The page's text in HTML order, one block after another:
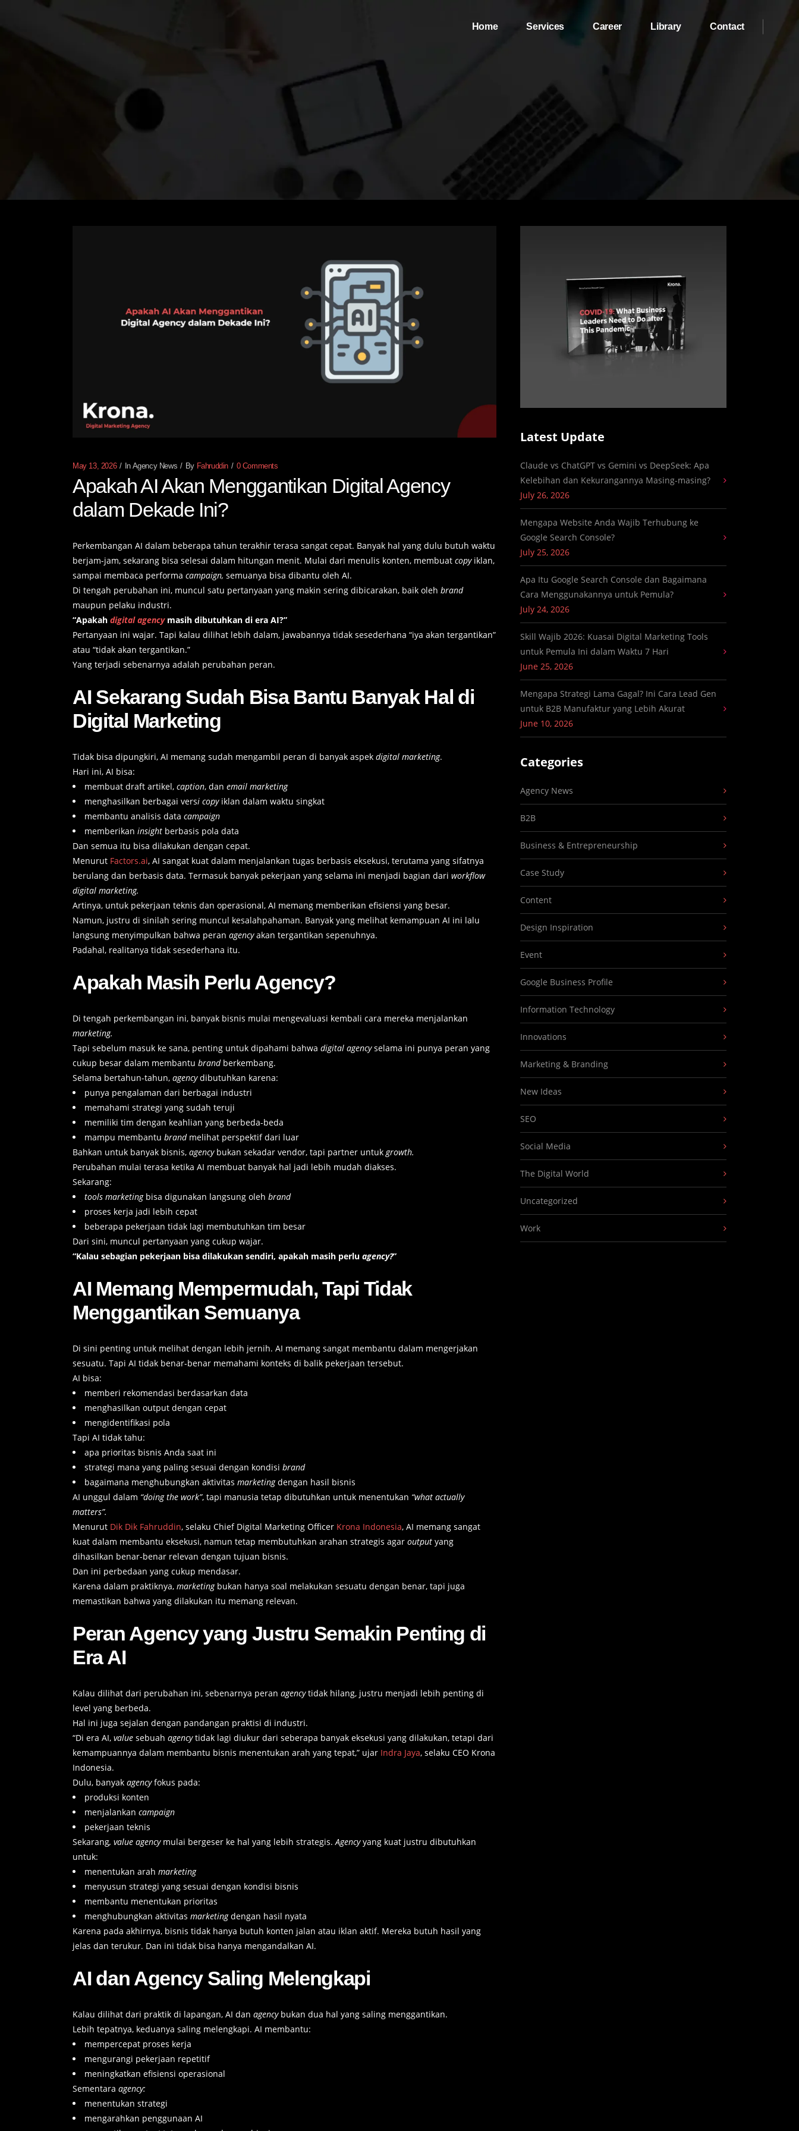
Home Services Career Library Contact
May 13, 2026 In Agency News By Fahruddin 0 Comments
Apakah AI Akan Menggantikan Digital Agency
dalam Dekade Ini?
Perkembangan AI dalam beberapa tahun terakhir terasa sangat cepat. Banyak hal yang dulu butuh waktu
berjam-jam, sekarang bisa selesai dalam hitungan menit. Mulai dari menulis konten, membuat copyiklan,
sampai membaca performa campaign, semuanya bisa dibantu oleh AI.
Di tengah perubahan ini, muncul satu pertanyaan yang makin sering dibicarakan, baik oleh brand
maupun pelaku industri.
“Apakah digital agency masih dibutuhkan di era AI?”
Pertanyaan ini wajar. Tapi kalau dilihat lebih dalam, jawabannya tidak sesederhana “iya akan tergantikan”
atau “tidak akan tergantikan.”
Yang terjadi sebenarnya adalah perubahan peran.
AI Sekarang Sudah Bisa Bantu Banyak Hal di
Digital Marketing
Tidak bisa dipungkiri, AI memang sudah mengambil peran di banyak aspek digital marketing.
Hari ini, AI bisa:
membuat draft artikel, caption, dan email marketing
menghasilkan berbagai versi copyiklan dalam waktu singkat
membantu analisis data campaign
memberikan insight berbasis pola data
Dan semua itu bisa dilakukan dengan cepat.
Menurut Factors.ai, AI sangat kuat dalam menjalankan tugas berbasis eksekusi, terutama yang sifatnya
berulang dan berbasis data. Termasuk banyak pekerjaan yang selama ini menjadi bagian dari workflow
digital marketing.
Artinya, untuk pekerjaan teknis dan operasional, AI memang memberikan efisiensi yang besar.
Namun, justru di sinilah sering muncul kesalahpahaman. Banyak yang melihat kemampuan AI ini lalu
langsung menyimpulkan bahwa peran agencyakan tergantikan sepenuhnya.
Padahal, realitanya tidak sesederhana itu.
Apakah Masih Perlu Agency?
Di tengah perkembangan ini, banyak bisnis mulai mengevaluasi kembali cara mereka menjalankan
marketing.
Tapi sebelum masuk ke sana, penting untuk dipahami bahwa digital agencyselama ini punya peran yang
cukup besar dalam membantu brand berkembang.
Selama bertahun-tahun, agencydibutuhkan karena:
punya pengalaman dari berbagai industri
memahami strategi yang sudah teruji
memiliki tim dengan keahlian yang berbeda-beda
mampu membantu brand melihat perspektif dari luar
Bahkan untuk banyak bisnis, agencybukan sekadar vendor, tapi partner untukgrowth.
Perubahan mulai terasa ketika AI membuat banyak hal jadi lebih mudah diakses.
Sekarang:
tools marketingbisa digunakan langsung oleh brand
proses kerja jadi lebih cepat
beberapa pekerjaan tidak lagi membutuhkan tim besar
Dari sini, muncul pertanyaan yang cukup wajar.
“Kalau sebagian pekerjaan bisa dilakukan sendiri, apakah masih perlu agency?”
AI Memang Mempermudah, Tapi Tidak
Menggantikan Semuanya
Di sini penting untuk melihat dengan lebih jernih. AI memang sangat membantu dalam mengerjakan
sesuatu. Tapi AI tidak benar-benar memahami konteks di balik pekerjaan tersebut.
AI bisa:
memberi rekomendasi berdasarkan data
menghasilkan output dengan cepat
mengidentifikasi pola
Tapi AI tidak tahu:
apa prioritas bisnis Anda saat ini
strategi mana yang paling sesuai dengan kondisi brand
bagaimana menghubungkan aktivitas marketingdengan hasil bisnis
AI unggul dalam “doing the work”, tapi manusia tetap dibutuhkan untuk menentukan “what actually
matters”.
Menurut Dik Dik Fahruddin, selaku Chief Digital Marketing Officer Krona Indonesia, AI memang sangat
kuat dalam membantu eksekusi, namun tetap membutuhkan arahan strategis agar output yang
dihasilkan benar-benar relevan dengan tujuan bisnis.
Dan ini perbedaan yang cukup mendasar.
Karena dalam praktiknya, marketingbukan hanya soal melakukan sesuatu dengan benar, tapi juga
memastikan bahwa yang dilakukan itu memang relevan.
Peran Agency yang Justru Semakin Penting di
Era AI
Kalau dilihat dari perubahan ini, sebenarnya peran agencytidak hilang, justru menjadi lebih penting di
level yang berbeda.
Hal ini juga sejalan dengan pandangan praktisi di industri.
“Di era AI, value sebuah agencytidak lagi diukur dari seberapa banyak eksekusi yang dilakukan, tetapi dari
kemampuannya dalam membantu bisnis menentukan arah yang tepat,” ujar Indra Jaya, selaku CEO Krona
Indonesia.
Dulu, banyak agencyfokus pada:
produksi konten
menjalankan campaign
pekerjaan teknis
Sekarang, value agencymulai bergeser ke hal yang lebih strategis. Agencyyang kuat justru dibutuhkan
untuk:
menentukan arah marketing
menyusun strategi yang sesuai dengan kondisi bisnis
membantu menentukan prioritas
menghubungkan aktivitas marketingdengan hasil nyata
Karena pada akhirnya, bisnis tidak hanya butuh konten jalan atau iklan aktif. Mereka butuh hasil yang
jelas dan terukur. Dan ini tidak bisa hanya mengandalkan AI.
AI dan Agency Saling Melengkapi
Kalau dilihat dari praktik di lapangan, AI dan agency bukan dua hal yang saling menggantikan.
Lebih tepatnya, keduanya saling melengkapi. AI membantu:
mempercepat proses kerja
mengurangi pekerjaan repetitif
meningkatkan efisiensi operasional
Sementara agency:
menentukan strategi
mengarahkan penggunaan AI
Latest Update
Claude vs ChatGPT vs Gemini vs DeepSeek: Apa
Kelebihan dan Kekurangannya Masing-masing?
July 26, 2026
Mengapa Website Anda Wajib Terhubung ke
Google Search Console?
July 25, 2026
Apa Itu Google Search Console dan Bagaimana
Cara Menggunakannya untuk Pemula?
July 24, 2026
Skill Wajib 2026: Kuasai Digital Marketing Tools
untuk Pemula Ini dalam Waktu 7 Hari
June 25, 2026
Mengapa Strategi Lama Gagal? Ini Cara Lead Gen
untuk B2B Manufaktur yang Lebih Akurat
June 10, 2026
Categories
Agency News
B2B
Business & Entrepreneurship
Case Study
Content
Design Inspiration
Event
Google Business Profile
Information Technology
Innovations
Marketing & Branding
New Ideas
SEO
Social Media
The Digital World
Uncategorized
Work